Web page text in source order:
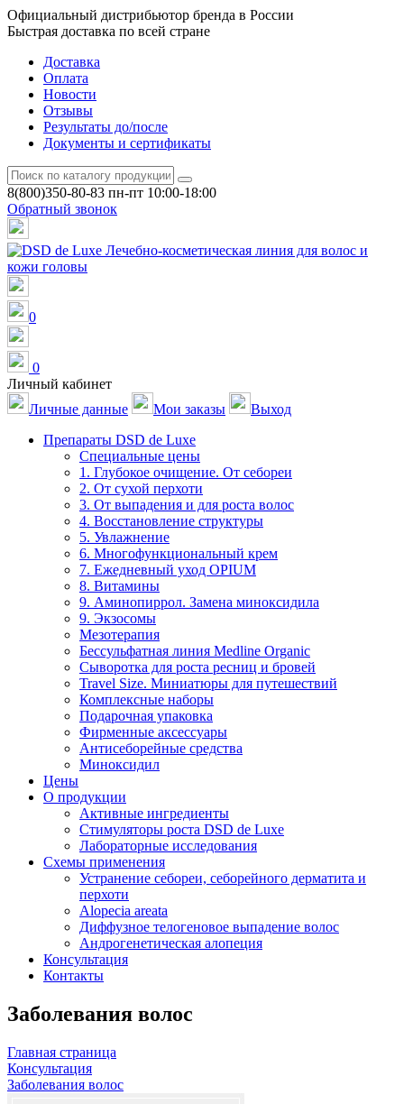
Официальный дистрибьютор бренда в России
Быстрая доставка по всей стране
Доставка
Оплата
Новости
Отзывы
Результаты до/после
Документы и сертификаты
8(800)350-80-83 пн-пт 10:00-18:00
Обратный звонок
0
0
Личный кабинет
Личные данные
Мои заказы
Выход
Препараты DSD de Luxe
Специальные цены
1. Глубокое очищение. От себореи
2. От сухой перхоти
3. От выпадения и для роста волос
4. Восстановление структуры
5. Увлажнение
6. Многофункциональный крем
7. Ежедневный уход OPIUM
8. Витамины
9. Аминопиррол. Замена миноксидила
9. Экзосомы
Мезотерапия
Бессульфатная линия Medline Organic
Сыворотка для роста ресниц и бровей
Travel Size. Миниатюры для путешествий
Комплексные наборы
Подарочная упаковка
Фирменные аксессуары
Антисеборейные средства
Миноксидил
Цены
О продукции
Активные ингредиенты
Стимуляторы роста DSD de Luxe
Лабораторные исследования
Схемы применения
Устранение себореи, себорейного дерматита и
перхоти
Alopecia areata
Диффузное телогеновое выпадение волос
Андрогенетическая алопеция
Консультация
Контакты
Заболевания волос
Главная страница
Консультация
Заболевания волос